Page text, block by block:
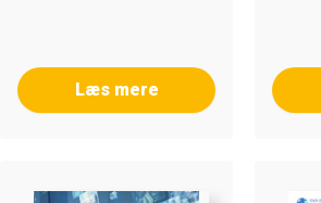
Læs mere